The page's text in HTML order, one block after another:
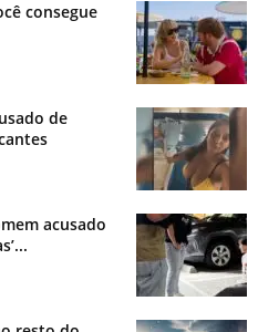
consegue
de
acusado